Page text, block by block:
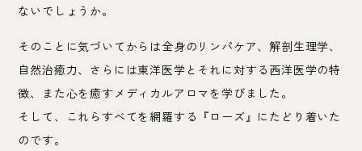
ないでしょうか。
そのことに気づいてからは全身のリンパケア、解剖生理学、
自然治癒力、さらには東洋医学とそれに対する西洋医学の特
徴、また心を癒すメディカルアロマを学びました。
そして、これらすべてを網羅する『ローズ』にたどり着いた
のです。